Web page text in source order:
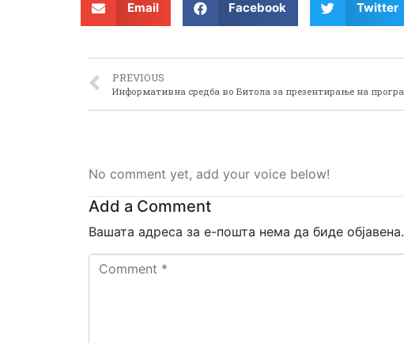
Email Facebook Twitter
PREVIOUS
No comment yet, add your voice below!
Add a Comment
Вашата адреса за е-пошта нема да биде објавена.
Comment